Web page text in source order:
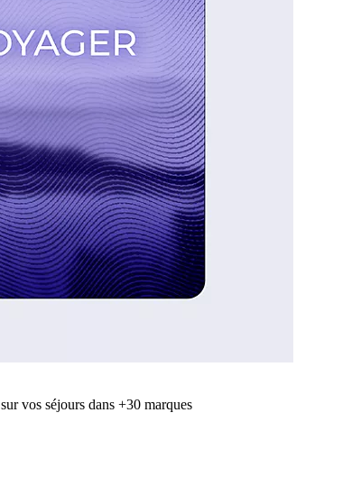
sur vos séjours dans +30 marques